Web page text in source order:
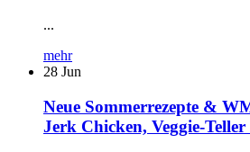
...
mehr
28 Jun
Neue Sommerrezepte &
Jerk Chicken, Veggie-